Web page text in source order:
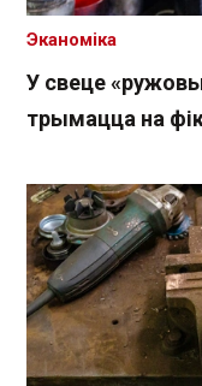
У свеце
трымацца на
Эканоміка